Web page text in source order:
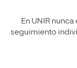
En UNIR
seguimiento